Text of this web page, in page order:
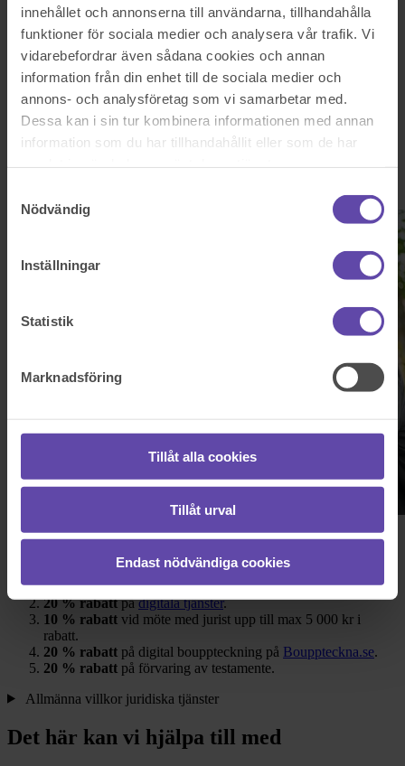
innehållet och annonserna till användarna, tillhandahålla
funktioner för sociala medier och analysera vår trafik. Vi
vidarebefordrar även sådana cookies och annan
information från din enhet till de sociala medier och
annons- och analysföretag som vi samarbetar med.
Dessa kan i sin tur kombinera informationen med annan
information som du har tillhandahållit eller som de har
Nödvändig
Inställningar
Statistik
Marknadsföring
Tillåt alla cookies
Tillåt urval
Endast nödvändiga cookies
Fastighetsbyrån
Välkommen till Familjens
Jurist
som kund hos Fastighetsbyrån kan få hjälp med juridiska frågor till
Ditt erbjudande
Kostnadsfridigital Livsbesiktning®.*
20 % rabattpådigitala tjänster.
10 % rabatt vid möte med jurist upp till max 5 000 kr i
rabatt.
20 % rabatt på digital bouppteckning på Bouppteckna.se.
20 % rabatt på förvaring av testamente.
Allmänna villkor juridiska tjänster
Det här kan vi hjälpa till med